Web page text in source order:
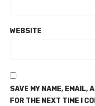
WEBSITE
SAVE MY NAME, EMAIL,
FOR THE NEXT TIME I